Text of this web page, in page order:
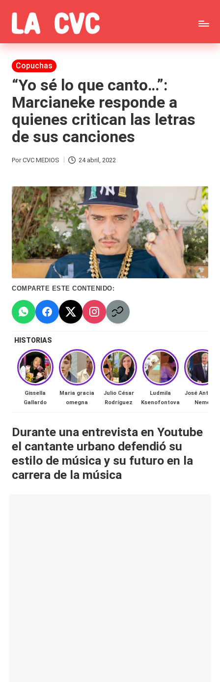
Saltar
al
contenido
C
o
p
u
c
h
a
s
F
ar
á
n
d
ul
a
C
hi
le
n
🔥
e
al
it
Todas
las
noticias
de
la
farándula,
Brava,
Gran
Hermano
-
Tendencias
-
Exclusivas
-
Tv
redes
-
Publicada
en
Copuchas
“Yo sé lo que canto…”:
Marcianeke responde a
quienes critican las letras
de sus canciones
Publicado
PorCVC MEDIOS 24 abril, 2022
COMPARTE ESTE CONTENIDO:
HISTORIAS
Gissella
Gallardo
Maria gracia
omegna
Julio César
Rodríguez
Ludmila
Ksenofontova
José Antonio
Neme
Durante una entrevista en Youtube
el cantante urbano defendió su
estilo de música y su futuro en la
carrera de la música